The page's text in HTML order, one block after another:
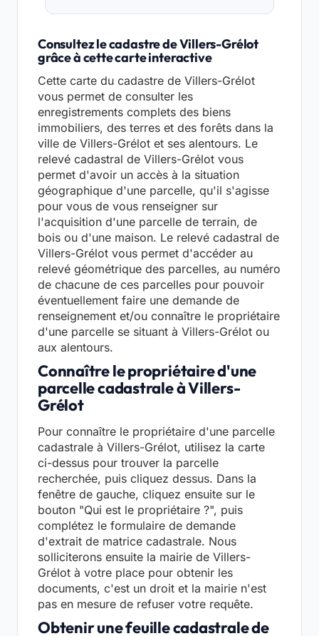
Consultez le cadastre de Villers-Grélot
grâce à cette carte interactive
Cette carte du cadastre de Villers-Grélot
vous permet de consulter les
enregistrements complets des biens
immobiliers, des terres et des forêts dans la
ville de Villers-Grélot et ses alentours. Le
relevé cadastral de Villers-Grélot vous
permet d'avoir un accès à la situation
géographique d'une parcelle, qu'il s'agisse
pour vous de vous renseigner sur
l'acquisition d'une parcelle de terrain, de
bois ou d'une maison. Le relevé cadastral de
Villers-Grélot vous permet d'accéder au
relevé géométrique des parcelles, au numéro
de chacune de ces parcelles pour pouvoir
éventuellement faire une demande de
renseignement et/ou connaître le propriétaire
d'une parcelle se situant à Villers-Grélot ou
aux alentours.
Connaître le propriétaire d'une
parcelle cadastrale à Villers-
Grélot
Pour connaître le propriétaire d'une parcelle
cadastrale à Villers-Grélot, utilisez la carte
ci-dessus pour trouver la parcelle
recherchée, puis cliquez dessus. Dans la
fenêtre de gauche, cliquez ensuite sur le
bouton "Qui est le propriétaire ?", puis
complétez le formulaire de demande
d'extrait de matrice cadastrale. Nous
solliciterons ensuite la mairie de Villers-
Grélot à votre place pour obtenir les
documents, c'est un droit et la mairie n'est
pas en mesure de refuser votre requête.
Obtenir une feuille cadastrale de